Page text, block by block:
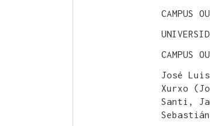
CAMPUS
CAMPUS
José
Xurxo
Santi,